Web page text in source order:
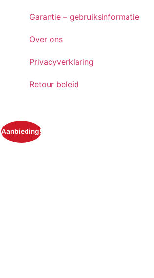
Garantie – gebruiksinformatie
Over ons
Privacyverklaring
Retour beleid
Aanbieding!